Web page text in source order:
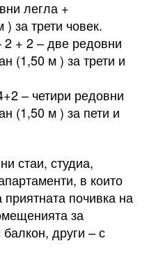
легла +
за трети човек.
+ 2 – две редовни
(1,50 м ) за трети и
– четири редовни
(1,50 м ) за пети и
стаи, студиа,
в които
почивка на
за
други – с